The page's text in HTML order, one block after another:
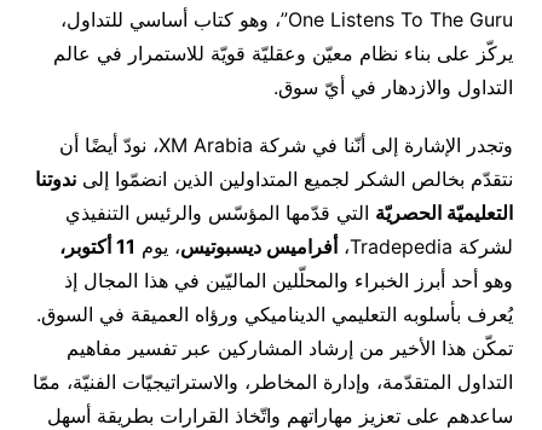
One Listens To The Guru”، وهو كتاب أساسي للتداول،
يركّز على بناء نظام معيّن وعقليّة قويّة للاستمرار في عالم
التداول والازدهار في أيّ سوق.
وتجدر الإشارة إلى أنّنا في شركة XM Arabia، نودّ أيضًا أن
نتقدّم بخالص الشكر لجميع المتداولين الذين انضمّوا إلى ندوتنا
التعليميّة الحصريّة التي قدّمها المؤسّس والرئيس التنفيذي
لشركة Tradepedia،
أفراميس ديسبوتيس، يوم 11 أكتوبر،
وهو أحد أبرز الخبراء والمحلّلين الماليّين في هذا المجال إذ
يُعرف بأسلوبه التعليمي الديناميكي ورؤاه العميقة في السوق.
تمكّن هذا الأخير من إرشاد المشاركين عبر تفسير مفاهيم
التداول المتقدّمة، وإدارة المخاطر، والاستراتيجيّات الفنيّة، ممّا
ساعدهم على تعزيز مهاراتهم واتّخاذ القرارات بطريقة أسهل